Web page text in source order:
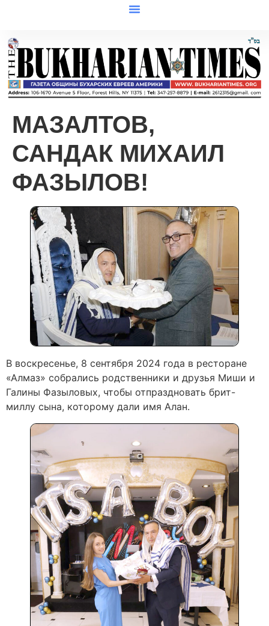
МАЗАЛТОВ,
САНДАК МИХАИЛ
ФАЗЫЛОВ!
В воскресенье, 8 сентября 2024 года в ресторане
«Алмаз» собрались родственники и друзья Миши и
Галины Фазыловых, чтобы отпраздновать брит-
миллу сына, которому дали имя Алан.